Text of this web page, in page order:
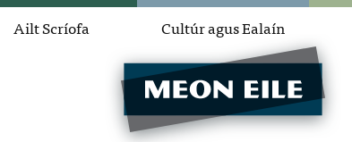
Ailt Scríofa Cultúr agus Ealaín